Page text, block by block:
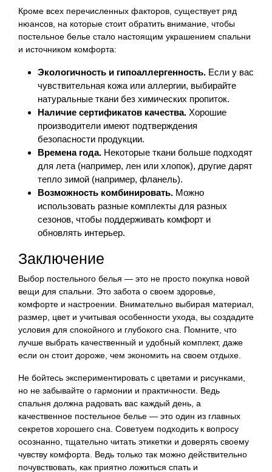
Кроме всех перечисленных факторов, существует ряд
нюансов, на которые стоит обратить внимание, чтобы
постельное белье стало настоящим украшением спальни
и источником комфорта:
Экологичность и гипоаллергенность. Если у вас
чувствительная кожа или аллергии, выбирайте
натуральные ткани без химических пропиток.
Наличие сертификатов качества. Хорошие
производители имеют подтверждения
безопасности продукции.
Времена года. Некоторые ткани больше подходят
для лета (например, лен или хлопок), другие дарят
тепло зимой (например, фланель).
Возможность комбинировать. Можно
использовать разные комплекты для разных
сезонов, чтобы поддерживать комфорт и
обновлять интерьер.
Заключение
Выбор постельного белья — это не просто покупка новой
вещи для спальни. Это забота о своем здоровье,
комфорте и настроении. Внимательно выбирая материал,
размер, цвет и учитывая особенности ухода, вы создадите
условия для спокойного и глубокого сна. Помните, что
лучше выбрать качественный и удобный комплект, даже
если он стоит дороже, чем экономить на своем отдыхе.
Не бойтесь экспериментировать с цветами и рисунками,
но не забывайте о гармонии и практичности. Ведь
спальня должна радовать вас каждый день, а
качественное постельное белье — это один из главных
секретов хорошего сна. Советуем подходить к вопросу
осознанно, тщательно читать этикетки и доверять своему
чувству комфорта. Ведь только так можно действительно
почувствовать, как приятно ложиться спать и